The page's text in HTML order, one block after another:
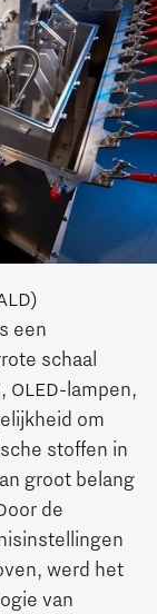
een
schaal
OLED-lampen,
om
stoffen in
groot belang
de
werd het
van